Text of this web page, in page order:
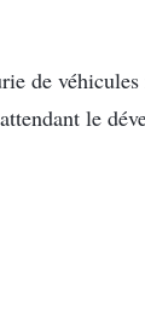
de
le